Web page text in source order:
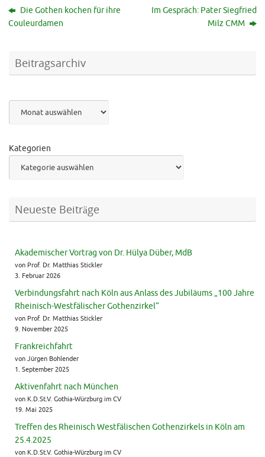
Die Gothen kochen für ihre
Couleurdamen
Im Gespräch: Pater Siegfried
Milz CMM
Beitragsarchiv
Kategorien
Neueste Beiträge
Akademischer Vortrag von Dr. Hülya Düber, MdB
von Prof. Dr. Matthias Stickler
3. Februar 2026
Verbindungsfahrt nach Köln aus Anlass des Jubiläums „100 Jahre
Rheinisch-Westfälischer Gothenzirkel“
von Prof. Dr. Matthias Stickler
9. November 2025
Frankreichfahrt
von Jürgen Bohlender
1. September 2025
Aktivenfahrt nach München
von K.D.St.V. Gothia-Würzburg im CV
19. Mai 2025
Treffen des Rheinisch Westfälischen Gothenzirkels in Köln am
25.4.2025
von K.D.St.V. Gothia-Würzburg im CV